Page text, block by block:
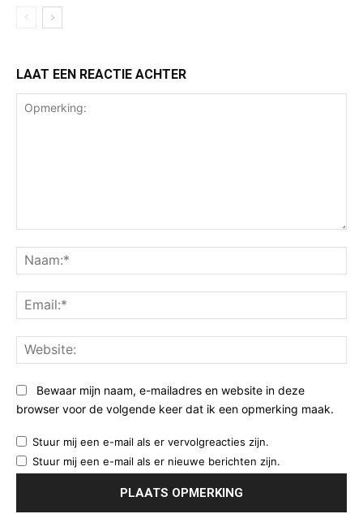
LAAT EEN REACTIE ACHTER
Bewaar mijn naam, e-mailadres en website in deze
browser voor de volgende keer dat ik een opmerking maak.
Stuur mij een e-mail als er vervolgreacties zijn.
Stuur mij een e-mail als er nieuwe berichten zijn.